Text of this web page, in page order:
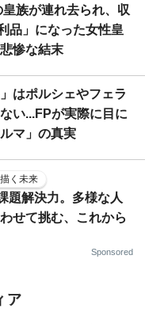
族が連れ去られ、収
品」になった女性皇
惨な結末
はポルシェやフェラ
い...FPが実際に目に
マ」の真実
く未来
題解決力。多様な人
せて挑む、これから
Sponsored